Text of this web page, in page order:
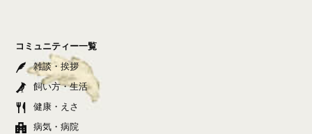
コミュニティー一覧
雑談・挨拶
飼い方・生活
健康・えさ
病気・病院